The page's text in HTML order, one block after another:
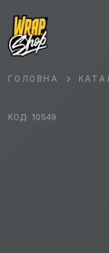
ГОЛОВНА
КОД: 10549